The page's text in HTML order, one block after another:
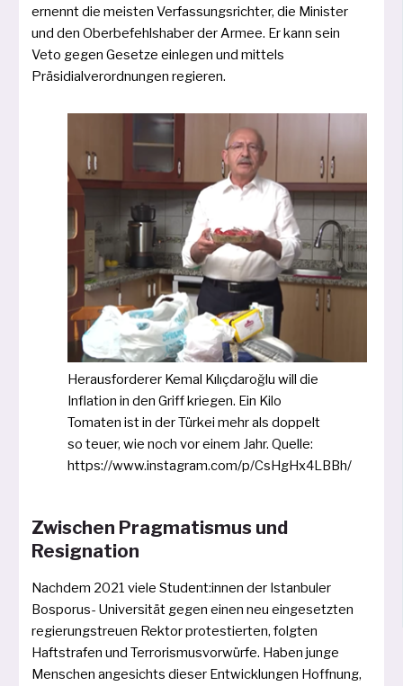
ernennt die meis­ten Verfassungsrichter, die Minister
und den Oberbefehlshaber der Armee. Er kann sein
Veto gegen Gesetze ein­le­gen und mit­tels
Präsidialverordnungen regieren.
Herausforderer Kemal Kılıçdaroğlu will die
Inflation in den Griff krie­gen. Ein Kilo
Tomaten ist in der Türkei mehr als dop­pelt
so teu­er, wie noch vor einem Jahr. Quelle:
https://www.instagram.com/p/CsHgHx4LBBh/
Zwischen Pragmatismus und
Resignation
Nachdem 2021 vie­le Student:innen der Istanbuler
Bosporus- Universität gegen einen neu ein­ge­setz­ten
regie­rungs­treu­en Rektor pro­tes­tier­ten, folg­ten
Haftstrafen und Terrorismusvorwürfe. Haben jun­ge
Menschen ange­sichts die­ser Entwicklungen Hoffnung,